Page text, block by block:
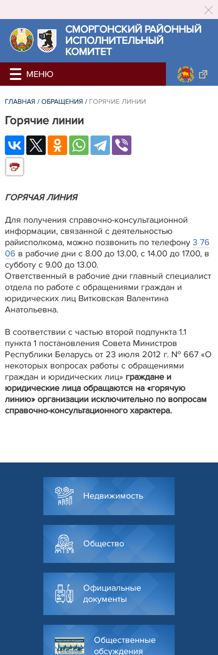
СМОРГОНСКИЙ РАЙОННЫЙ
ИСПОЛНИТЕЛЬНЫЙ
КОМИТЕТ
ГЛАВНАЯ / ОБРАЩЕНИЯ / ГОРЯЧИЕ ЛИНИИ
Горячие линии
ГОРЯЧАЯ ЛИНИЯ
Для получения справочно-консультационной
информации, связанной с деятельностью
райисполкома, можно позвонить по телефону 3 76
06 в рабочие дни с 8.00 до 13.00, с 14.00 до 17.00, в
субботу с 9.00 до 13.00.
Ответственный в рабочие дни главный специалист
отдела по работе с обращениями граждан и
юридических лиц Витковская Валентина
Анатольевна.
В соответствии с частью второй подпункта 1.1
пункта 1 постановления Совета Министров
Республики Беларусь от 23 июля 2012 г. № 667 «О
некоторых вопросах работы с обращениями
граждан и юридических лиц» граждане и
юридические лица обращаются на «горячую
линию» организации исключительно по вопросам
справочно-консультационного характера.
Недвижимость
Общество
Официальные
документы
Общественные
обсуждения